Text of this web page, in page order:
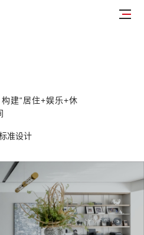
建“居住+娱乐+休
准设计